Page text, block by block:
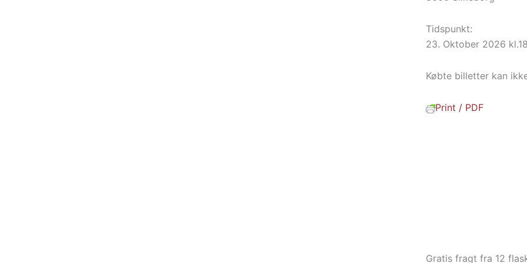
Tidspunkt:
23. Oktober 2026
Købte billetter kan
Print / PDF
Gratis fragt fra 12